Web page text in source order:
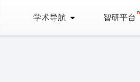
学术导航 智研平台